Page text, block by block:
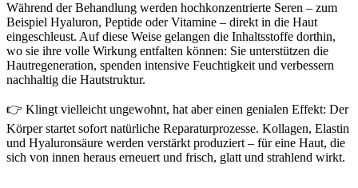
Während der Behandlung werden hochkonzentrierte Seren – zum
Beispiel Hyaluron, Peptide oder Vitamine – direkt in die Haut
eingeschleust. Auf diese Weise gelangen die Inhaltsstoffe dorthin,
wo sie ihre volle Wirkung entfalten können: Sie unterstützen die
Hautregeneration, spenden intensive Feuchtigkeit und verbessern
nachhaltig die Hautstruktur.
👉 Klingt vielleicht ungewohnt, hat aber einen genialen Effekt: Der
Körper startet sofort natürliche Reparaturprozesse. Kollagen, Elastin
und Hyaluronsäure werden verstärkt produziert – für eine Haut, die
sich von innen heraus erneuert und frisch, glatt und strahlend wirkt.